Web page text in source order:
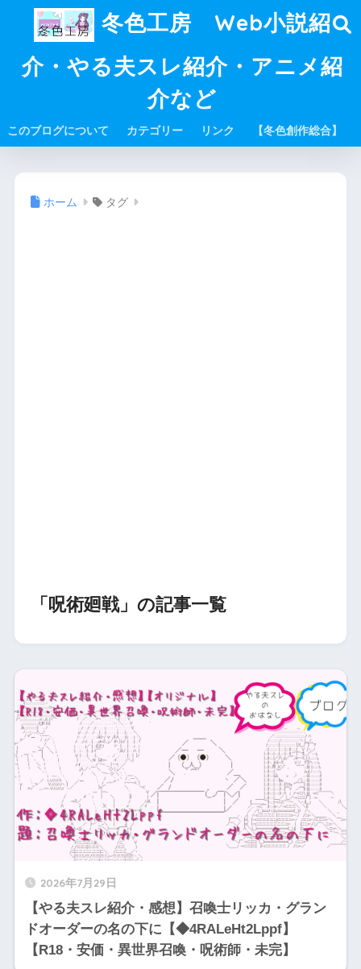
冬色工房 Web小説紹
介・やる夫スレ紹介・アニメ紹
介など
このブログについて カテゴリー リンク 【冬色創作総合】
ホーム タグ
「呪術廻戦」の記事一覧
2026年7月29日
【やる夫スレ紹介・感想】召喚士リッカ・グラン
ドオーダーの名の下に【◆4RALeHt2Lppf】
【R18・安価・異世界召喚・呪術師・未完】